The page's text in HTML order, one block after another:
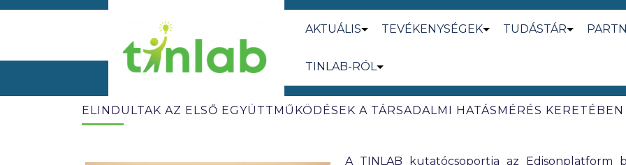
AKTUÁLIS TEVÉKENYSÉGEK TUDÁSTÁR
TINLAB-RÓL
ELINDULTAK AZ ELSŐ EGYÜTTMŰKÖDÉSEK A TÁRSADALMI HATÁSMÉRÉS KERETÉBEN
A TINLAB kutatócsoportja az Edisonplatform